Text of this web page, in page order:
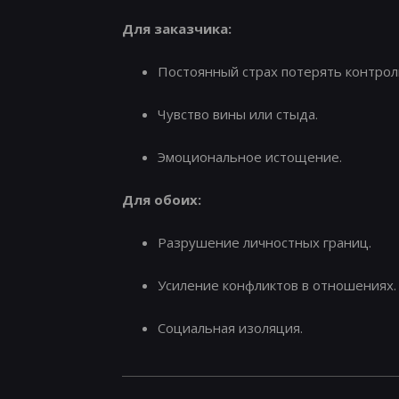
Для заказчика:
Постоянный страх потерять
Чувство вины или стыда.
Эмоциональное истощение.
Для обоих:
Разрушение личностных границ.
Усиление конфликтов в отношениях.
Социальная изоляция.